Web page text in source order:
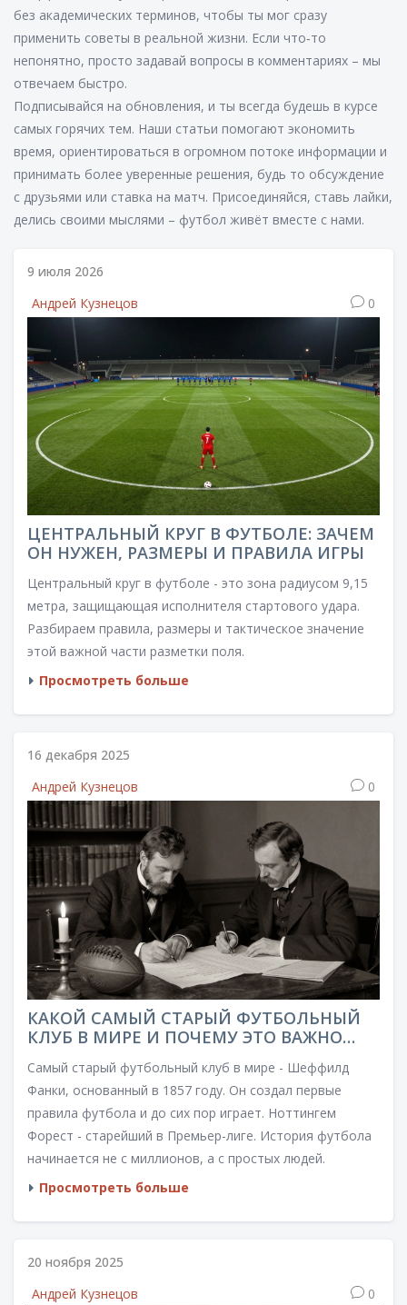
без академических терминов, чтобы ты мог сразу
применить советы в реальной жизни. Если что‑то
непонятно, просто задавай вопросы в комментариях – мы
отвечаем быстро.
Подписывайся на обновления, и ты всегда будешь в курсе
самых горячих тем. Наши статьи помогают экономить
время, ориентироваться в огромном потоке информации и
принимать более уверенные решения, будь то обсуждение
с друзьями или ставка на матч. Присоединяйся, ставь лайки,
делись своими мыслями – футбол живёт вместе с нами.
9 июля 2026
Андрей Кузнецов
0
ЦЕНТРАЛЬНЫЙ КРУГ В ФУТБОЛЕ: ЗАЧЕМ
ОН НУЖЕН, РАЗМЕРЫ И ПРАВИЛА ИГРЫ
Центральный круг в футболе - это зона радиусом 9,15
метра, защищающая исполнителя стартового удара.
Разбираем правила, размеры и тактическое значение
этой важной части разметки поля.
Просмотреть больше
16 декабря 2025
Андрей Кузнецов
0
КАКОЙ САМЫЙ СТАРЫЙ ФУТБОЛЬНЫЙ
КЛУБ В МИРЕ И ПОЧЕМУ ЭТО ВАЖНО
Самый старый футбольный клуб в мире - Шеффилд
Фанки, основанный в 1857 году. Он создал первые
правила футбола и до сих пор играет. Ноттингем
Форест - старейший в Премьер-лиге. История футбола
начинается не с миллионов, а с простых людей.
Просмотреть больше
20 ноября 2025
Андрей Кузнецов
0